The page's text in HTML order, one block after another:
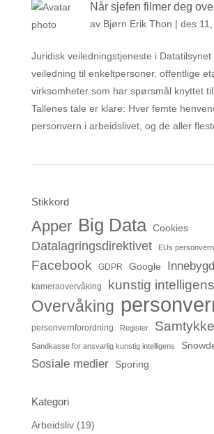
Når sjefen filmer deg
av Bjørn Erik Thon | des
Juridisk veiledningstjeneste i Datatilsynet
veiledning til enkeltpersoner, offentlige
virksomheter som har spørsmål knyttet til
Tallenes tale er klare: Hver femte
personvern i arbeidslivet, og de aller
Stikkord
Apper Big Data Cookies
Datalagringsdirektivet EUs
Facebook GDPR Google
kameraovervåking kunstig intelligens
Overvåking
personvernforordning Register Samtykke
Sandkasse for ansvarlig kunstig intelligens
Sosiale medier Sporing
Kategori
Arbeidsliv(19)